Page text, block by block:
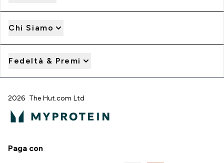
Chi Siamo
Fedeltà & Premi
2026 The Hut.com Ltd
Paga con